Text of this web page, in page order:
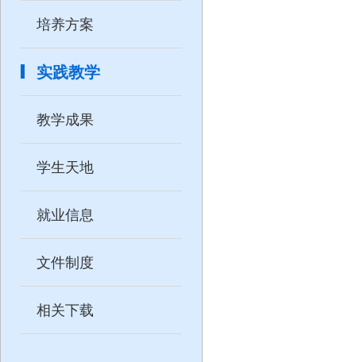
培养方案
实践教学
教学成果
学生天地
就业信息
文件制度
相关下载